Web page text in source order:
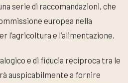
serie di raccomandazioni, che
europea nella
l’agricoltura e l’alimentazione.
e di fiducia reciproca tra le
auspicabilmente a fornire